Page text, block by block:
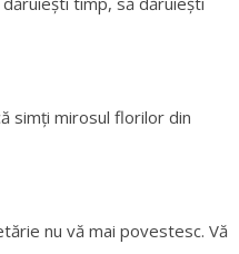
simți mirosul florilor din
nu vă mai povestesc. Vă